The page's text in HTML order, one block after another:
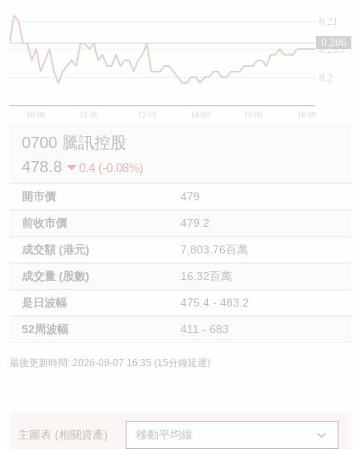
10:00 11:00 12/13 14:00 15:00 16:00
0.2
0.205
0.21
0.206
0700 騰訊控股
478.8
0.4 (-0.08%)
開市價 479
前收市價 479.2
成交額 (港元) 7,803.76百萬
成交量 (股數) 16.32百萬
是日波幅 475.4 - 483.2
52周波幅 411 - 683
最後更新時間: 2026-08-07 16:35 (15分鐘延遲)
主圖表 (相關資產)